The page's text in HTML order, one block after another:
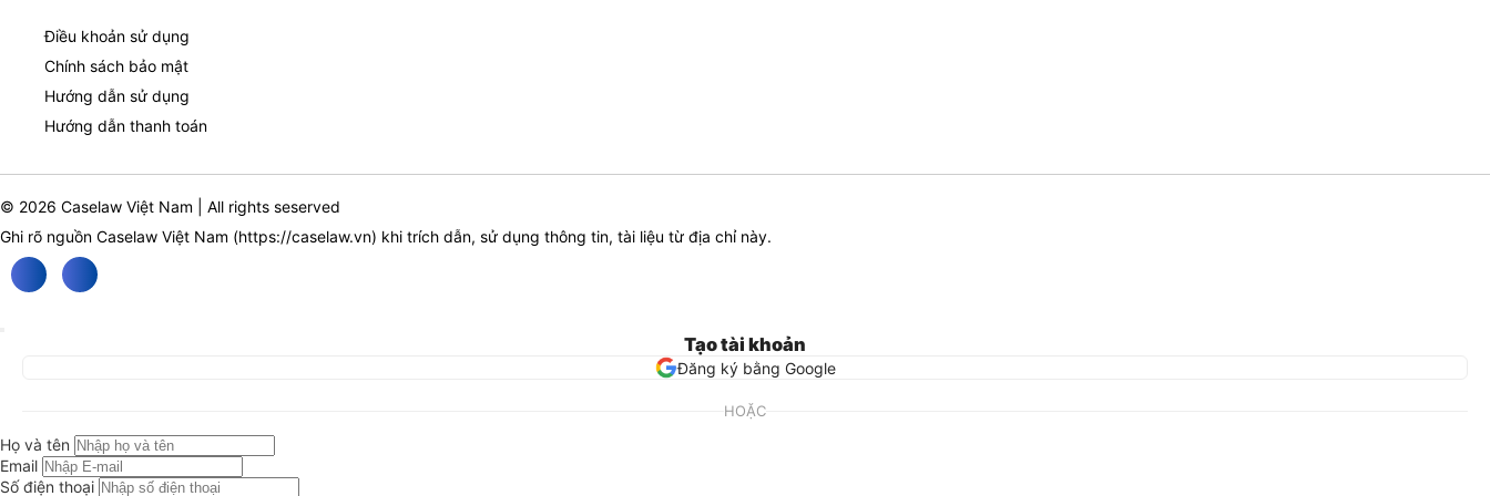
Điều khoản sử dụng
Chính sách bảo mật
Hướng dẫn sử dụng
Hướng dẫn thanh toán
© 2026 Caselaw Việt Nam | All rights seserved
Ghi rõ nguồn Caselaw Việt Nam (https://caselaw.vn) khi trích dẫn, sử dụng thông tin, tài liệu từ địa chỉ này.
Tạo tài khoản
Đăng ký bằng Google
HOẶC
Họ và tên
Email
Số điện thoại